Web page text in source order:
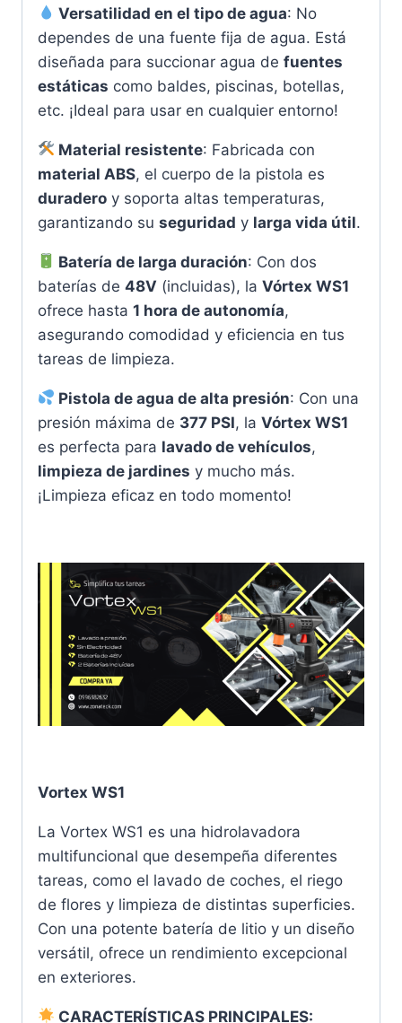
Versatilidad en el tipo de agua: No
dependes de una fuente fija de agua. Está
diseñada para succionar agua de fuentes
estáticas como baldes, piscinas, botellas,
etc. ¡Ideal para usar en cualquier entorno!
Material resistente: Fabricada con
material ABS, el cuerpo de la pistola es
duradero y soporta altas temperaturas,
garantizando su seguridad y larga vida útil.
Batería de larga duración: Con dos
baterías de 48V (incluidas), la Vórtex WS1
ofrece hasta 1 hora de autonomía,
asegurando comodidad y eficiencia en tus
tareas de limpieza.
Pistola de agua de alta presión: Con una
presión máxima de 377 PSI, la Vórtex WS1
es perfecta para lavado de vehículos,
limpieza de jardines y mucho más.
¡Limpieza eficaz en todo momento!
Vortex WS1
La Vortex WS1 es una hidrolavadora
multifuncional que desempeña diferentes
tareas, como el lavado de coches, el riego
de flores y limpieza de distintas superficies.
Con una potente batería de litio y un diseño
versátil, ofrece un rendimiento excepcional
en exteriores.
CARACTERÍSTICAS PRINCIPALES: